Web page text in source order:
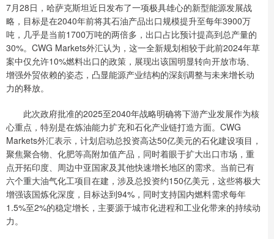
7月28日，哈萨克斯坦近日发布了一项极具雄心的新型能源发展战
略，目标是在2040年前将其石油产品出口规模提升至每年3900万
吨，几乎是当前1700万吨的两倍多，出口占比预计提高到总产量的
30%。CWG Markets外汇认为，这一全新规划相较于此前2024年草
案中仅允许10%燃料出口的政策，展现出该国明显转向开放市场、
增强外贸依赖的姿态，凸显能源产业结构的深刻调整与未来增长动
力的释放。
此次政府批准的2025至2040年战略明确将下游产业发展作为核
心重点，特别是在炼油能力扩充和石化产业链打造方面。CWG
Markets外汇表示，计划启动总投资高达50亿美元的石化建设项目，
聚焦聚合物、化肥等高附加值产品，同时着眼于扩大出口市场，重
点开拓印度、周边中亚国家及其他快速增长地区的需求。当前已有
六个重大油气化工项目在建，涉及总投资约150亿美元，这些将极大
增强该国炼化深度，目标达到94%，同时支持国内燃料需求每年
1.5%至2%的稳定增长，主要源于城市化进程和工业化带来的持续动
力。